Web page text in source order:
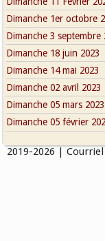
Dimanche 1er octobre
Dimanche 3 septembre
Dimanche 18 juin 2023
Dimanche 14 mai 2023
Dimanche 02 avril 2023
Dimanche 05 mars 2023
Dimanche 05 février
2019-2026 | Courriel